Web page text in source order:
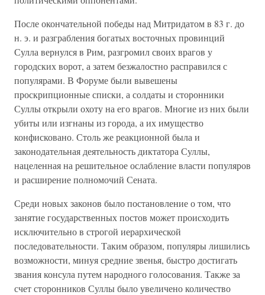
После окончательной победы над Митридатом в 83 г. до
н. э. и разграбления богатых восточных провинций
Сулла вернулся в Рим, разгромил своих врагов у
городских ворот, а затем безжалостно расправился с
популярами. В Форуме были вывешены
проскрипционные списки, а солдаты и сторонники
Суллы открыли охоту на его врагов. Многие из них были
убиты или изгнаны из города, а их имущество
конфисковано. Столь же реакционной была и
законодательная деятельность диктатора Суллы,
нацеленная на решительное ослабление власти популяров
и расширение полномочий Сената.
Среди новых законов было постановление о том, что
занятие государственных постов может происходить
исключительно в строгой иерархической
последовательности. Таким образом, популяры лишились
возможности, минуя средние звенья, быстро достигать
звания консула путем народного голосования. Также за
счет сторонников Суллы было увеличено количество